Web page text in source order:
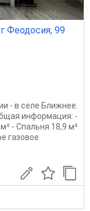
Феодосия, 99
- в селе Ближнее.
информация: -
- Спальня 18,9 м²
газовое